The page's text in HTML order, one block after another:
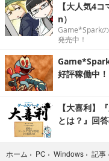
【大人気4
n）
Game*Spark
発売中！
好評稼働中！
【大喜利】
とは？』回
ホーム › PC › Windows › 記事